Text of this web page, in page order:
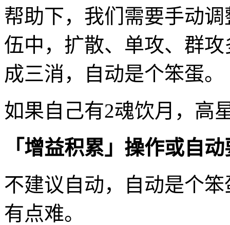
帮助下，我们需要手动
伍中，扩散、单攻、群
成三消，自动是个笨蛋。
如果自己有2魂饮月，高
「增益积累」操作或自
不建议自动，自动是个
有点难。